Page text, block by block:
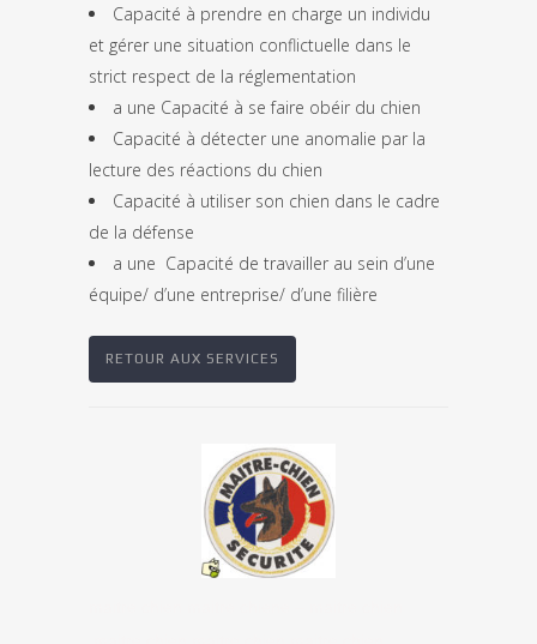
Capacité à prendre en charge un individu
et gérer une situation conflictuelle dans le
strict respect de la réglementation
a une Capacité à se faire obéir du chien
Capacité à détecter une anomalie par la
lecture des réactions du chien
Capacité à utiliser son chien dans le cadre
de la défense
a une Capacité de travailler au sein d’une
équipe/ d’une entreprise/ d’une filière
RETOUR AUX SERVICES